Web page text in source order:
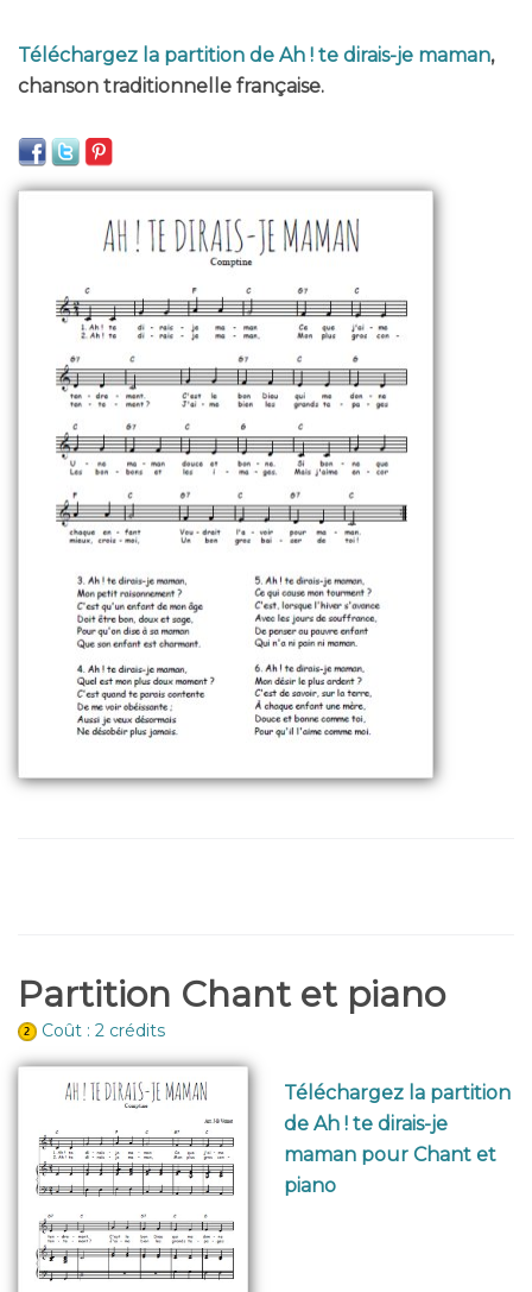
Téléchargez la partition de Ah ! te dirais-je maman,
chanson traditionnelle française.
Partition Chant et piano
Coût : 2 crédits
Téléchargez la partition
de Ah ! te dirais-je
maman pour Chant et
piano